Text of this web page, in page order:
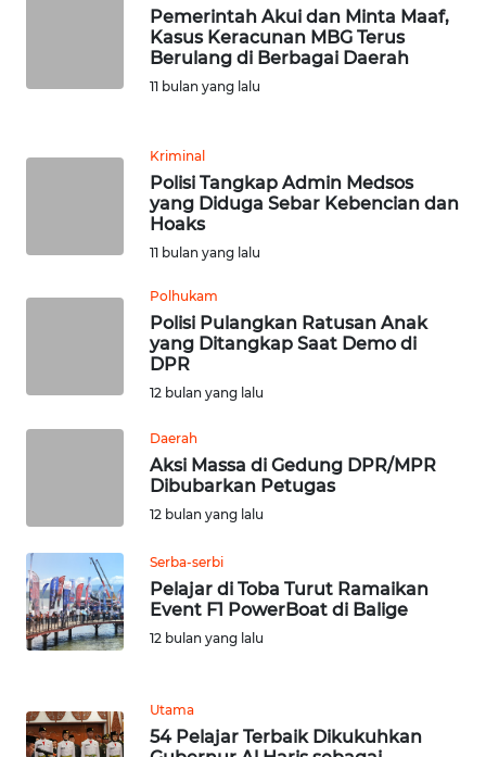
Pemerintah Akui dan Minta Maaf,
Kasus Keracunan MBG Terus
Berulang di Berbagai Daerah
11 bulan yang lalu
Kriminal
Polisi Tangkap Admin Medsos
yang Diduga Sebar Kebencian dan
Hoaks
11 bulan yang lalu
Polhukam
Polisi Pulangkan Ratusan Anak
yang Ditangkap Saat Demo di
DPR
12 bulan yang lalu
Daerah
Aksi Massa di Gedung DPR/MPR
Dibubarkan Petugas
12 bulan yang lalu
Serba-serbi
Pelajar di Toba Turut Ramaikan
Event F1 PowerBoat di Balige
12 bulan yang lalu
Utama
54 Pelajar Terbaik Dikukuhkan
JATIM
WN
BALI
WN